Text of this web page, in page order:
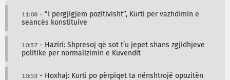
11:08 - “I përgjigjem pozitivisht”, Kurti për vazhdimin e
seancës konstituive
10:57 - Haziri: Shpresoj që sot t’u jepet shans zgjidhjeve
politike për normalizimin e Kuvendit
10:53 - Hoxhaj: Kurti po përpiqet ta nënshtrojë opozitën